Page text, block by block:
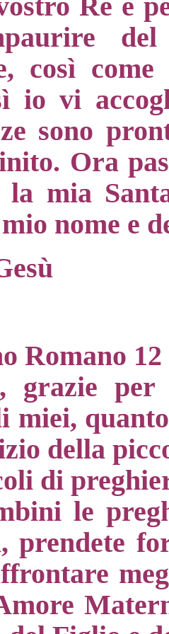
così
io vi
sono
Ora
mia
nome e
Romano 12
grazie per
miei,
della
di
le
prendete